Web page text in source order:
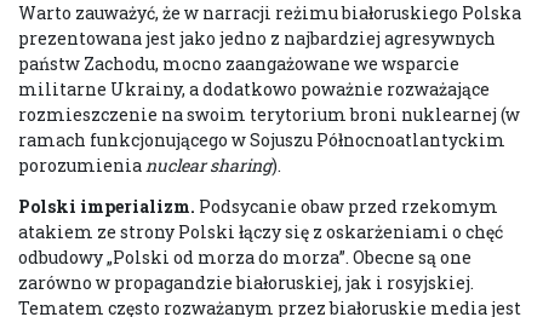
Warto zauważyć, że w narracji reżimu białoruskiego Polska
prezentowana jest jako jedno z najbardziej agresywnych
państw Zachodu, mocno zaangażowane we wsparcie
militarne Ukrainy, a dodatkowo poważnie rozważające
rozmieszczenie na swoim terytorium broni nuklearnej (w
ramach funkcjonującego w Sojuszu Północnoatlantyckim
porozumienianuclear sharing).
Polski imperializm. Podsycanie obaw przed rzekomym
atakiem ze strony Polski łączy się z oskarżeniami o chęć
odbudowy „Polski od morza do morza”. Obecne są one
zarówno w propagandzie białoruskiej, jak i rosyjskiej.
Tematem często rozważanym przez białoruskie media jest